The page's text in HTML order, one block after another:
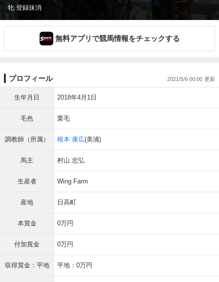
牝 登録抹消
無料アプリで競馬情報をチェックする
プロフィール 2021/5/6 00:00
生年月日 2018年4月1日
毛色 栗毛
調教師（所属） 根本 康広(美浦)
馬主 村山 忠弘
生産者 Wing Farm
産地 日高町
本賞金 0万円
付加賞金 0万円
収得賞金：平地 平地：0万円